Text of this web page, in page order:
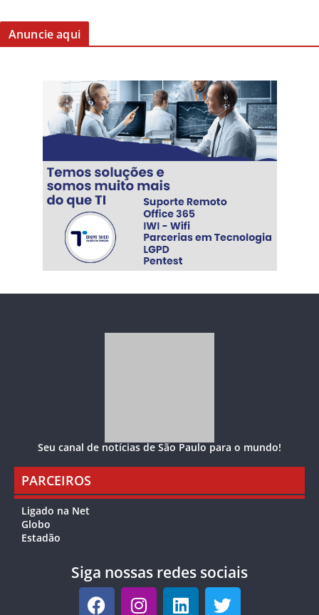
Anuncie aqui
Seu canal de notícias de São Paulo para o mundo!
PARCEIROS
Ligado na Net
Globo
Estadão
Siga nossas redes sociais